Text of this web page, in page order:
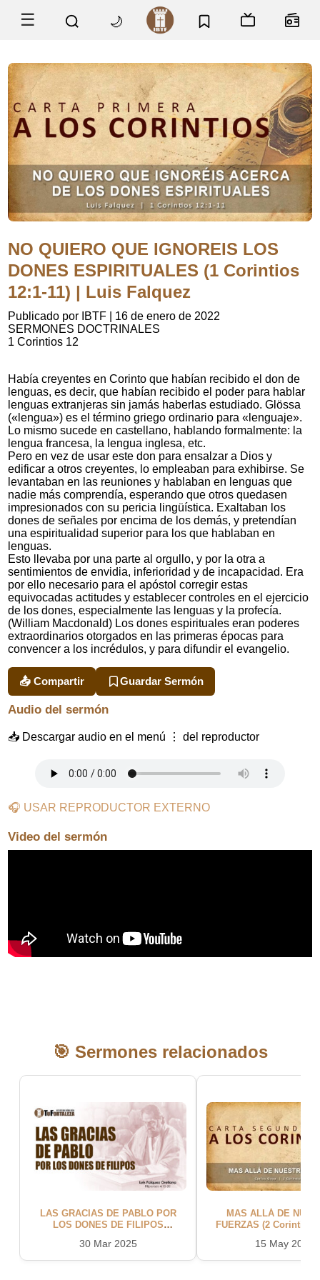
☰ 🌙
NO QUIERO QUE IGNOREIS LOS
DONES ESPIRITUALES (1 Corintios
12:1-11) | Luis Falquez
Publicado por IBTF
16 de enero de 2022
SERMONES DOCTRINALES
1 Corintios 12
Había creyentes en Corinto que habían recibido el don de
lenguas, es decir, que habían recibido el poder para hablar
lenguas extranjeras sin jamás haberlas estudiado. Glössa
(«lengua») es el término griego ordinario para «lenguaje».
Lo mismo sucede en castellano, hablando formalmente: la
lengua francesa, la lengua inglesa, etc.
Pero en vez de usar este don para ensalzar a Dios y
edificar a otros creyentes, lo empleaban para exhibirse. Se
levantaban en las reuniones y hablaban en lenguas que
nadie más comprendía, esperando que otros quedasen
impresionados con su pericia lingüística. Exaltaban los
dones de señales por encima de los demás, y pretendían
una espiritualidad superior para los que hablaban en
lenguas.
Esto llevaba por una parte al orgullo, y por la otra a
sentimientos de envidia, inferioridad y de incapacidad. Era
por ello necesario para el apóstol corregir estas
equivocadas actitudes y establecer controles en el ejercicio
de los dones, especialmente las lenguas y la profecía.
(William Macdonald) Los dones espirituales eran poderes
extraordinarios otorgados en las primeras épocas para
convencer a los incrédulos, y para difundir el evangelio.
📤 Compartir Guardar Sermón
Audio del sermón
📥 Descargar audio en el menú ⋮ del reproductor
🎧 USAR REPRODUCTOR EXTERNO
Video del sermón
🎯 Sermones relacionados
LAS GRACIAS DE PABLO POR
LOS DONES DE FILIPOS
Falquez
30 Mar 2025
MAS ALLÁ DE
FUERZAS (2 Corintios 1:1-11 ) |
15 May 2022